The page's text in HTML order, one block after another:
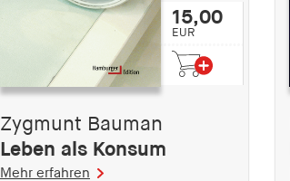
15,00
EUR
Zygmunt Bauman
Leben als Konsum
Mehr erfahren